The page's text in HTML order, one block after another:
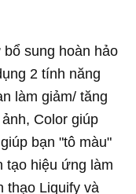
sung hoàn hảo
2 tính năng
làm giảm/ tăng
Color giúp
bạn "tô màu"
tạo hiệu ứng làm
thạo Liquify và